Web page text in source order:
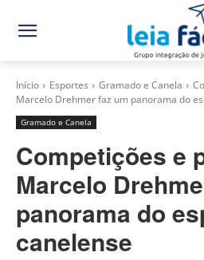
Início Esportes Gramado e Canela
Marcelo Drehmer faz um panorama do
Gramado e Canela
Competições e
Marcelo
panorama do
canelense